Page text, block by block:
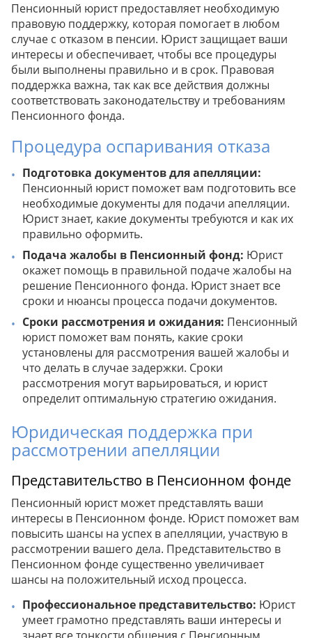
Пенсионный юрист предоставляет необходимую
правовую поддержку, которая помогает в любом
случае с отказом в пенсии. Юрист защищает ваши
интересы и обеспечивает, чтобы все процедуры
были выполнены правильно и в срок. Правовая
поддержка важна, так как все действия должны
соответствовать законодательству и требованиям
Пенсионного фонда.
Процедура оспаривания отказа
Подготовка документов для апелляции:
Пенсионный юрист поможет вам подготовить все
необходимые документы для подачи апелляции.
Юрист знает, какие документы требуются и как их
правильно оформить.
Подача жалобы в Пенсионный фонд: Юрист
окажет помощь в правильной подаче жалобы на
решение Пенсионного фонда. Юрист знает все
сроки и нюансы процесса подачи документов.
Сроки рассмотрения и ожидания: Пенсионный
юрист поможет вам понять, какие сроки
установлены для рассмотрения вашей жалобы и
что делать в случае задержки. Сроки
рассмотрения могут варьироваться, и юрист
определит оптимальную стратегию ожидания.
Юридическая поддержка при
рассмотрении апелляции
Представительство в Пенсионном фонде
Пенсионный юрист может представлять ваши
интересы в Пенсионном фонде. Юрист поможет вам
повысить шансы на успех в апелляции, участвую в
рассмотрении вашего дела. Представительство в
Пенсионном фонде существенно увеличивает
шансы на положительный исход процесса.
Профессиональное представительство: Юрист
умеет грамотно представлять ваши интересы и